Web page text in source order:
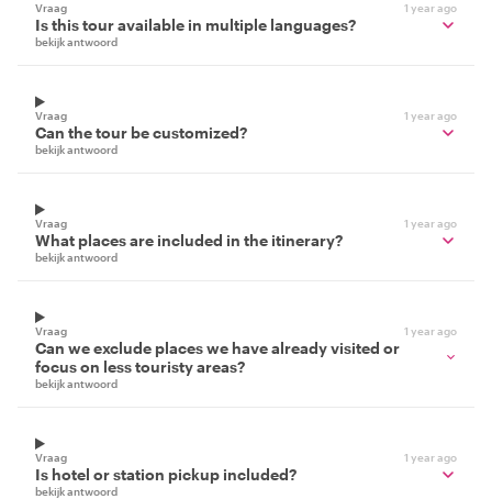
Vraag 1 year ago
Is this tour available in multiple languages?
bekijk antwoord
Vraag 1 year ago
Can the tour be customized?
bekijk antwoord
Vraag 1 year ago
What places are included in the itinerary?
bekijk antwoord
Vraag 1 year ago
Can we exclude places we have already visited or
focus on less touristy areas?
bekijk antwoord
Vraag 1 year ago
Is hotel or station pickup included?
bekijk antwoord